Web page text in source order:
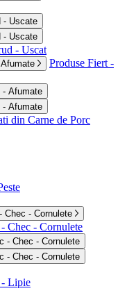
- Uscate
- Uscate
- Uscat
Produse Fiert -
- Afumate
- Afumate
din Carne de Porc
Chec - Cornulete
Chec - Cornulete
- Chec - Cornulete
- Chec - Cornulete
- Lipie